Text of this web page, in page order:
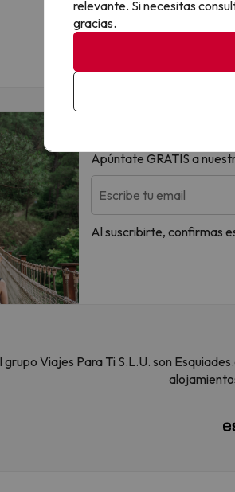
Apúntate GRATIS a
Escribe tu email
Al suscribirte, confirmas
Viajes Para Ti S.L.U. son
relevante. Si necesitas
gracias.